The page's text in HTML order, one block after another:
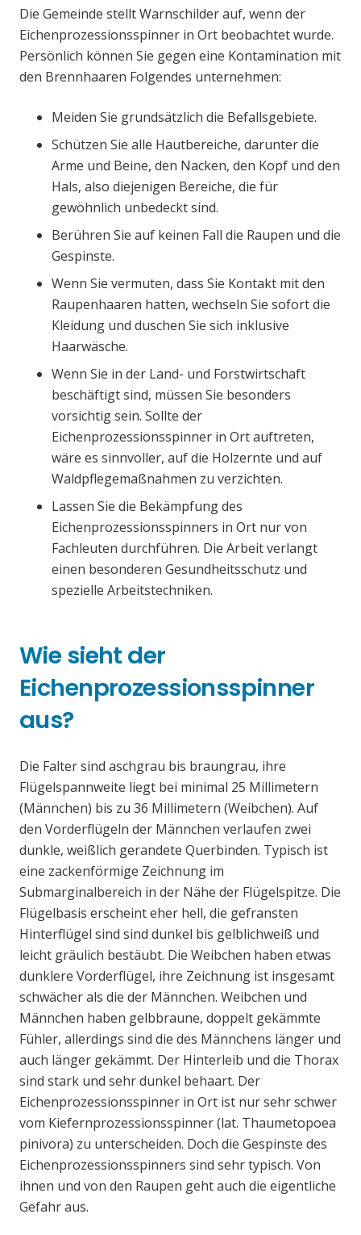
Die Gemeinde stellt Warnschilder auf, wenn der
Eichenprozessionsspinner in Ort beobachtet wurde.
Persönlich können Sie gegen eine Kontamination mit
den Brennhaaren Folgendes unternehmen:
Meiden Sie grundsätzlich die Befallsgebiete.
Schützen Sie alle Hautbereiche, darunter die
Arme und Beine, den Nacken, den Kopf und den
Hals, also diejenigen Bereiche, die für
gewöhnlich unbedeckt sind.
Berühren Sie auf keinen Fall die Raupen und die
Gespinste.
Wenn Sie vermuten, dass Sie Kontakt mit den
Raupenhaaren hatten, wechseln Sie sofort die
Kleidung und duschen Sie sich inklusive
Haarwäsche.
Wenn Sie in der Land- und Forstwirtschaft
beschäftigt sind, müssen Sie besonders
vorsichtig sein. Sollte der
Eichenprozessionsspinner in Ort auftreten,
wäre es sinnvoller, auf die Holzernte und auf
Waldpflegemaßnahmen zu verzichten.
Lassen Sie die Bekämpfung des
Eichenprozessionsspinners in Ort nur von
Fachleuten durchführen. Die Arbeit verlangt
einen besonderen Gesundheitsschutz und
spezielle Arbeitstechniken.
Wie sieht der
Eichenprozessionsspinner
aus?
Die Falter sind aschgrau bis braungrau, ihre
Flügelspannweite liegt bei minimal 25 Millimetern
(Männchen) bis zu 36 Millimetern (Weibchen). Auf
den Vorderflügeln der Männchen verlaufen zwei
dunkle, weißlich gerandete Querbinden. Typisch ist
eine zackenförmige Zeichnung im
Submarginalbereich in der Nähe der Flügelspitze. Die
Flügelbasis erscheint eher hell, die gefransten
Hinterflügel sind sind dunkel bis gelblichweiß und
leicht gräulich bestäubt. Die Weibchen haben etwas
dunklere Vorderflügel, ihre Zeichnung ist insgesamt
schwächer als die der Männchen. Weibchen und
Männchen haben gelbbraune, doppelt gekämmte
Fühler, allerdings sind die des Männchens länger und
auch länger gekämmt. Der Hinterleib und die Thorax
sind stark und sehr dunkel behaart. Der
Eichenprozessionsspinner in Ort ist nur sehr schwer
vom Kiefernprozessionsspinner (lat. Thaumetopoea
pinivora) zu unterscheiden. Doch die Gespinste des
Eichenprozessionsspinners sind sehr typisch. Von
ihnen und von den Raupen geht auch die eigentliche
Gefahr aus.